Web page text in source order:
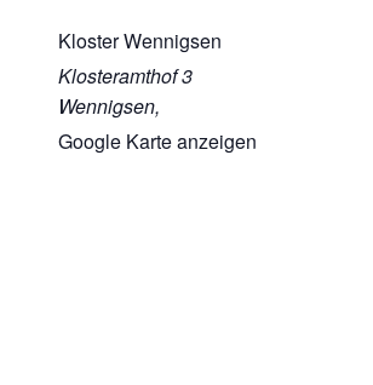
Kloster Wennigsen
Klosteramthof 3
Wennigsen,
Google Karte anzeigen